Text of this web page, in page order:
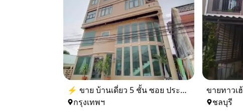
⚡ ขาย บ้านเดี่ยว 5 ชั้น ซอย ประชาชื่น 14 ใกล้ BTS
กรุงเทพฯ
ชลบุรี